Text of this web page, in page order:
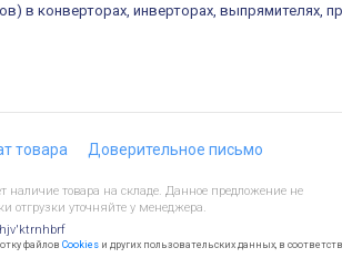
в конверторах, инверторах, выпрямителях,
товара Доверительное письмо
наличие товара на складе. Данное предложение не
отгрузки уточняйте у менеджера.
файлов Cookies и других пользовательских данных, в